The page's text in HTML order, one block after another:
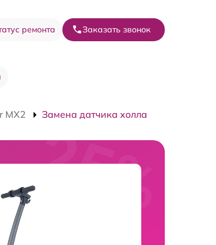
ремонта Заказать звонок
MX2 Замена датчика холла